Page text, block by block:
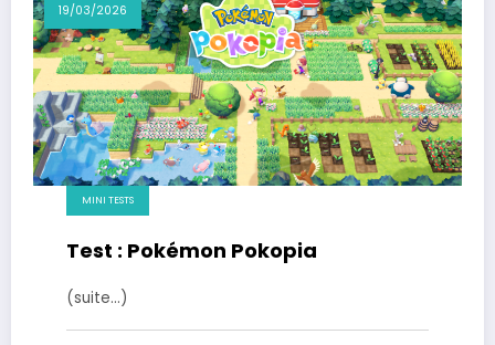
19/03/2026
MINI TESTS
Test : Pokémon Pokopia
(suite…)